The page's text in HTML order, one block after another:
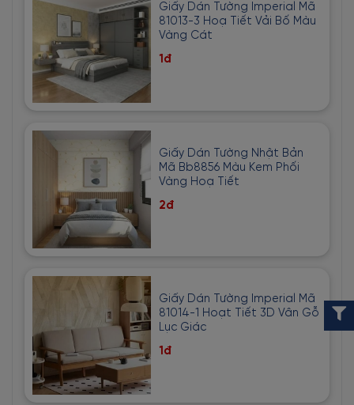
Giấy Dán Tường Imperial Mã
81013-3 Hoạ Tiết Vải Bố Màu
Vàng Cát
1đ
Giấy Dán Tường Nhật Bản
Mã Bb8856 Màu Kem Phối
Vàng Hoạ Tiết
2đ
Giấy Dán Tường Imperial Mã
81014-1 Hoạt Tiết 3D Vân Gỗ
Lục Giác
1đ